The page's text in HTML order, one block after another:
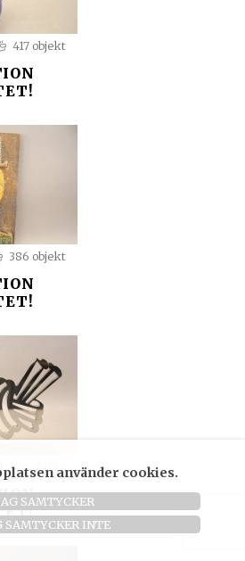
417 objekt
386 objekt
494 objektanvänder cookies.
SAMTYCKER
SAMTYCKER INTE